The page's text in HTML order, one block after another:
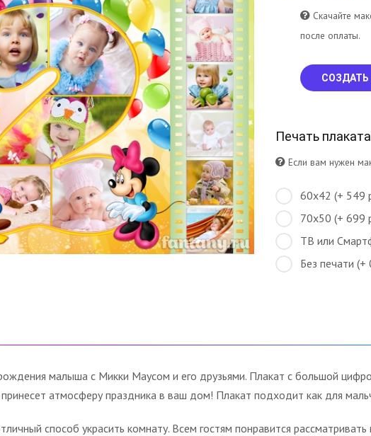
Скачайте
после оплаты.
СОЗДАТЬ
Печать
Если вам нужен
60х42 (+ 549
70х50 (+ 699
ТВ или
Без печати (+
малыша с Микки Маусом и его друзьями. Плакат с большой
атмосферу праздника в ваш дом! Плакат подходит как для
способ украсить комнату. Всем гостям понравится